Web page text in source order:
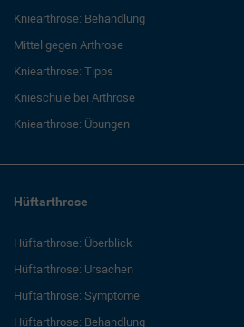
Kniearthrose: Behandlung
Mittel gegen Arthrose
Kniearthrose: Tipps
Knieschule bei Arthrose
Kniearthrose: Übungen
Hüftarthrose
Hüftarthrose: Überblick
Hüftarthrose: Ursachen
Hüftarthrose: Symptome
Hüftarthrose: Behandlung